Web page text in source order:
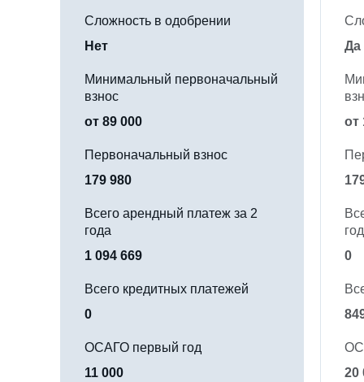
Сложность в одобрении
Нет
Минимальный первоначальный
взнос
от 89 000
Первоначальный взнос
179 980
Всего арендный платеж за 2
года
1 094 669
Всего кредитных платежей
0
ОСАГО первый год
11 000
Да
от
0
20